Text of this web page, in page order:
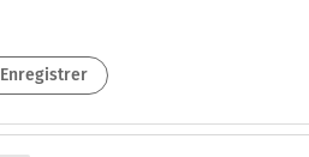
Enregistrer